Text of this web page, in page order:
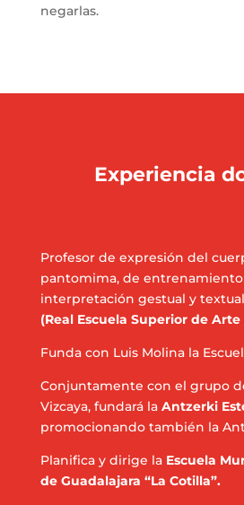
negarlas.
Experiencia
Profesor de expresión del
pantomima, de entrenamiento
interpretación gestual y
(Real Escuela Superior de
Funda con Luis Molina la
Conjuntamente con el grupo
Vizcaya, fundará la Antzerki
promocionando también la
Planifica y dirige la Escuela
de Guadalajara “La Cotilla”.